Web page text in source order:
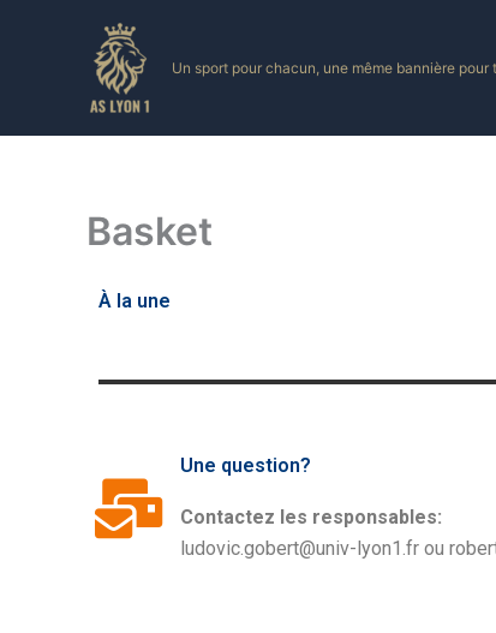
Un sport pour chacun, une même bannière pour
Basket
À la une
Une question?
Contactez les responsables:
ludovic.gobert@univ-lyon1.fr ou